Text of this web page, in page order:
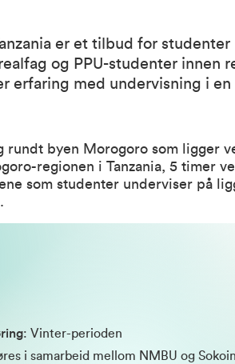
er et tilbud for studenter
og PPU-studenter innen
erfaring med undervisning i en
rundt byen Morogoro som ligger
regionen i Tanzania, 5 timer
som studenter underviser på
: Vinter-perioden
i samarbeid mellom NMBU og